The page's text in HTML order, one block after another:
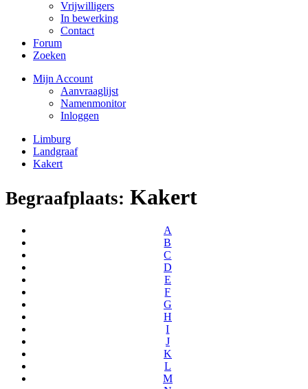
Vrijwilligers
In bewerking
Contact
Forum
Zoeken
Mijn Account
Aanvraaglijst
Namenmonitor
Inloggen
Limburg
Landgraaf
Kakert
Begraafplaats: Kakert
A
B
C
D
E
F
G
H
I
J
K
L
M